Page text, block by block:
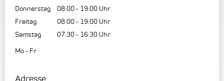
Donnerstag
08:00- 19:00 Uhr
Freitag
08:00- 19:00 Uhr
Samstag
07:30- 16:30 Uhr
Mo - Fr
Adresse